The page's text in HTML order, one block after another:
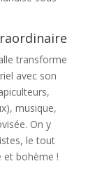
transforme
avec son
musique,
On y
le tout
et bohème !